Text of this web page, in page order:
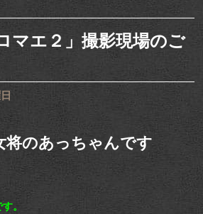
マエ２」撮影現場のご
のあっちゃんです
。